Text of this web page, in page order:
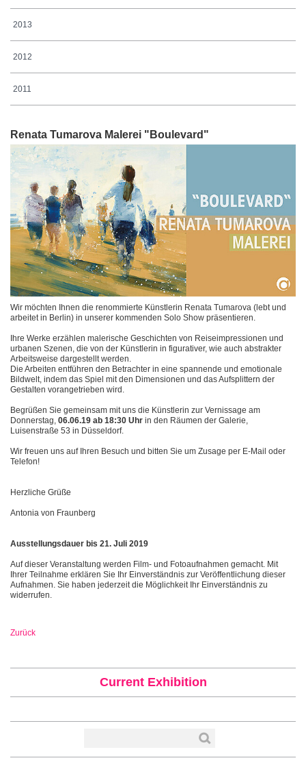
2013
2012
2011
Renata Tumarova Malerei "Boulevard"
Wir möchten Ihnen die renommierte Künstlerin Renata Tumarova (lebt und
arbeitet in Berlin) in unserer kommenden Solo Show präsentieren.
Ihre Werke erzählen malerische Geschichten von Reiseimpressionen und
urbanen Szenen, die von der Künstlerin in figurativer, wie auch abstrakter
Arbeitsweise dargestellt werden.
Die Arbeiten entführen den Betrachter in eine spannende und emotionale
Bildwelt, indem das Spiel mit den Dimensionen und das Aufsplittern der
Gestalten vorangetrieben wird.
Begrüßen Sie gemeinsam mit uns die Künstlerin zur Vernissage am
Donnerstag, 06.06.19 ab 18:30 Uhr in den Räumen der Galerie,
Luisenstraße 53 in Düsseldorf.
Wir freuen uns auf Ihren Besuch und bitten Sie um Zusage per E-Mail oder
Telefon!
Herzliche Grüße
Antonia von Fraunberg
Ausstellungsdauer bis 21. Juli 2019
Auf dieser Veranstaltung werden Film- und Fotoaufnahmen gemacht. Mit
Ihrer Teilnahme erklären Sie Ihr Einverständnis zur Veröffentlichung dieser
Aufnahmen. Sie haben jederzeit die Möglichkeit Ihr Einverständnis zu
widerrufen.
Zurück
Current Exhibition